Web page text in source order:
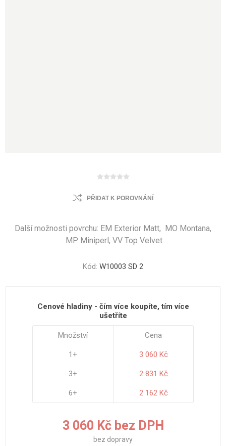
PŘIDAT K POROVNÁNÍ
Další možnosti povrchu: EM Exterior Matt, MO Montana,
MP Miniperl, VV Top Velvet
Kód: W10003 SD 2
Cenové hladiny - čím více koupíte, tím více
ušetříte
Množství
1+
3+
6+
Cena
3 060 Kč
2 831 Kč
2 162 Kč
3 060 Kč bez DPH
bez dopravy